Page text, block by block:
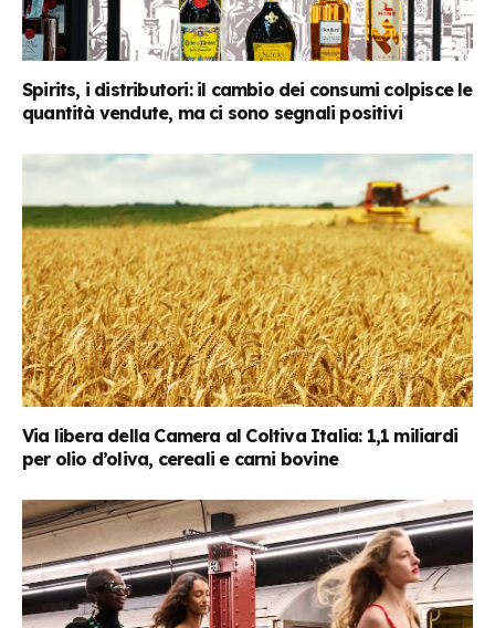
Spirits, i distributori: il cambio dei consumi colpisce le
quantità vendute, ma ci sono segnali positivi
Via libera della Camera al Coltiva Italia: 1,1 miliardi
per olio d’oliva, cereali e carni bovine